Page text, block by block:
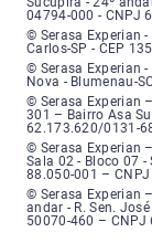
04794-000 - CNPJ
Serasa Experian -
© Serasa Experian -
Carlos-SP - CEP
Serasa Experian -
© Serasa Experian
Nova - Blumenau-
Serasa Experian -
© Serasa Experian
301 – Bairro Asa
62.173.620/0131-
Serasa Experian -
© Serasa Experian
Sala 02 - Bloco 07 -
88.050-001 –
Serasa Experian -
© Serasa Experian
andar - R. Sen.
50070-460 –